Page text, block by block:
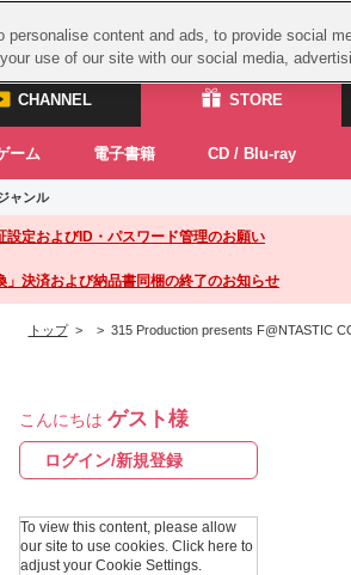
CHANNEL STORE
TOP
STORE
ASOBI
グッズ
ーム 電子書籍 CD / Blu-ray
ルマスターシリーズ
ルマスター
ルマスター シンデレラガールズ
ドルマスター ミリオンライブ！
ジェクトアイマス ヴイアライヴ
ルズ オブ シリーズ
ガ
ド
ャンル
イベントグッズ
トイ・ホビー
設定およびID・パスワード管理のお願い
」決済および納品書同梱の終了のお知らせ
トップ> > 315 Production presents F@NTASTIC
こんにちは ゲスト様
ログイン/新規登録
To view this content, please allow
our site to use cookies. Click here to
adjust your Cookie Settings.
personalise content and ads, to provide social
use of our site with our social media,